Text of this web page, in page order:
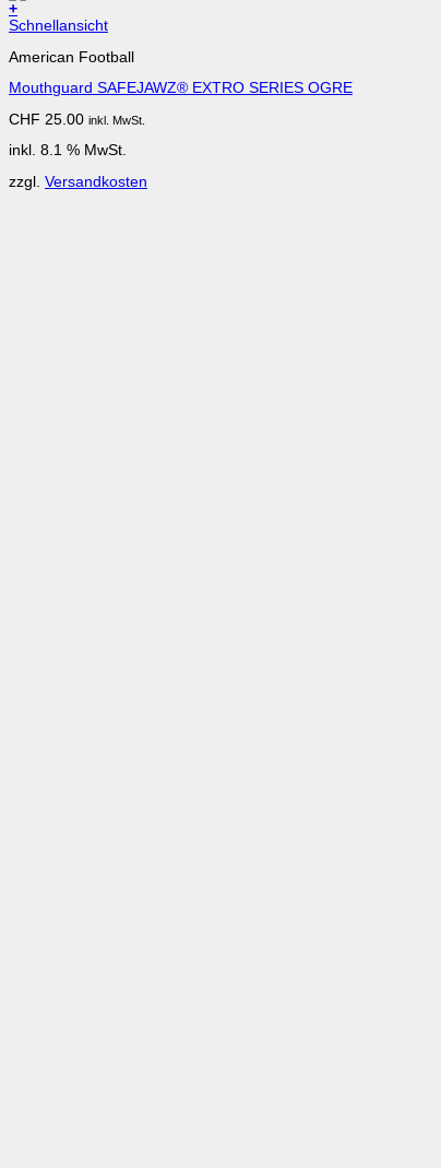
+
Schnellansicht
American Football
Mouthguard SAFEJAWZ® EXTRO SERIES OGRE
CHF 25.00 inkl. MwSt.
inkl. 8.1 % MwSt.
zzgl. Versandkosten